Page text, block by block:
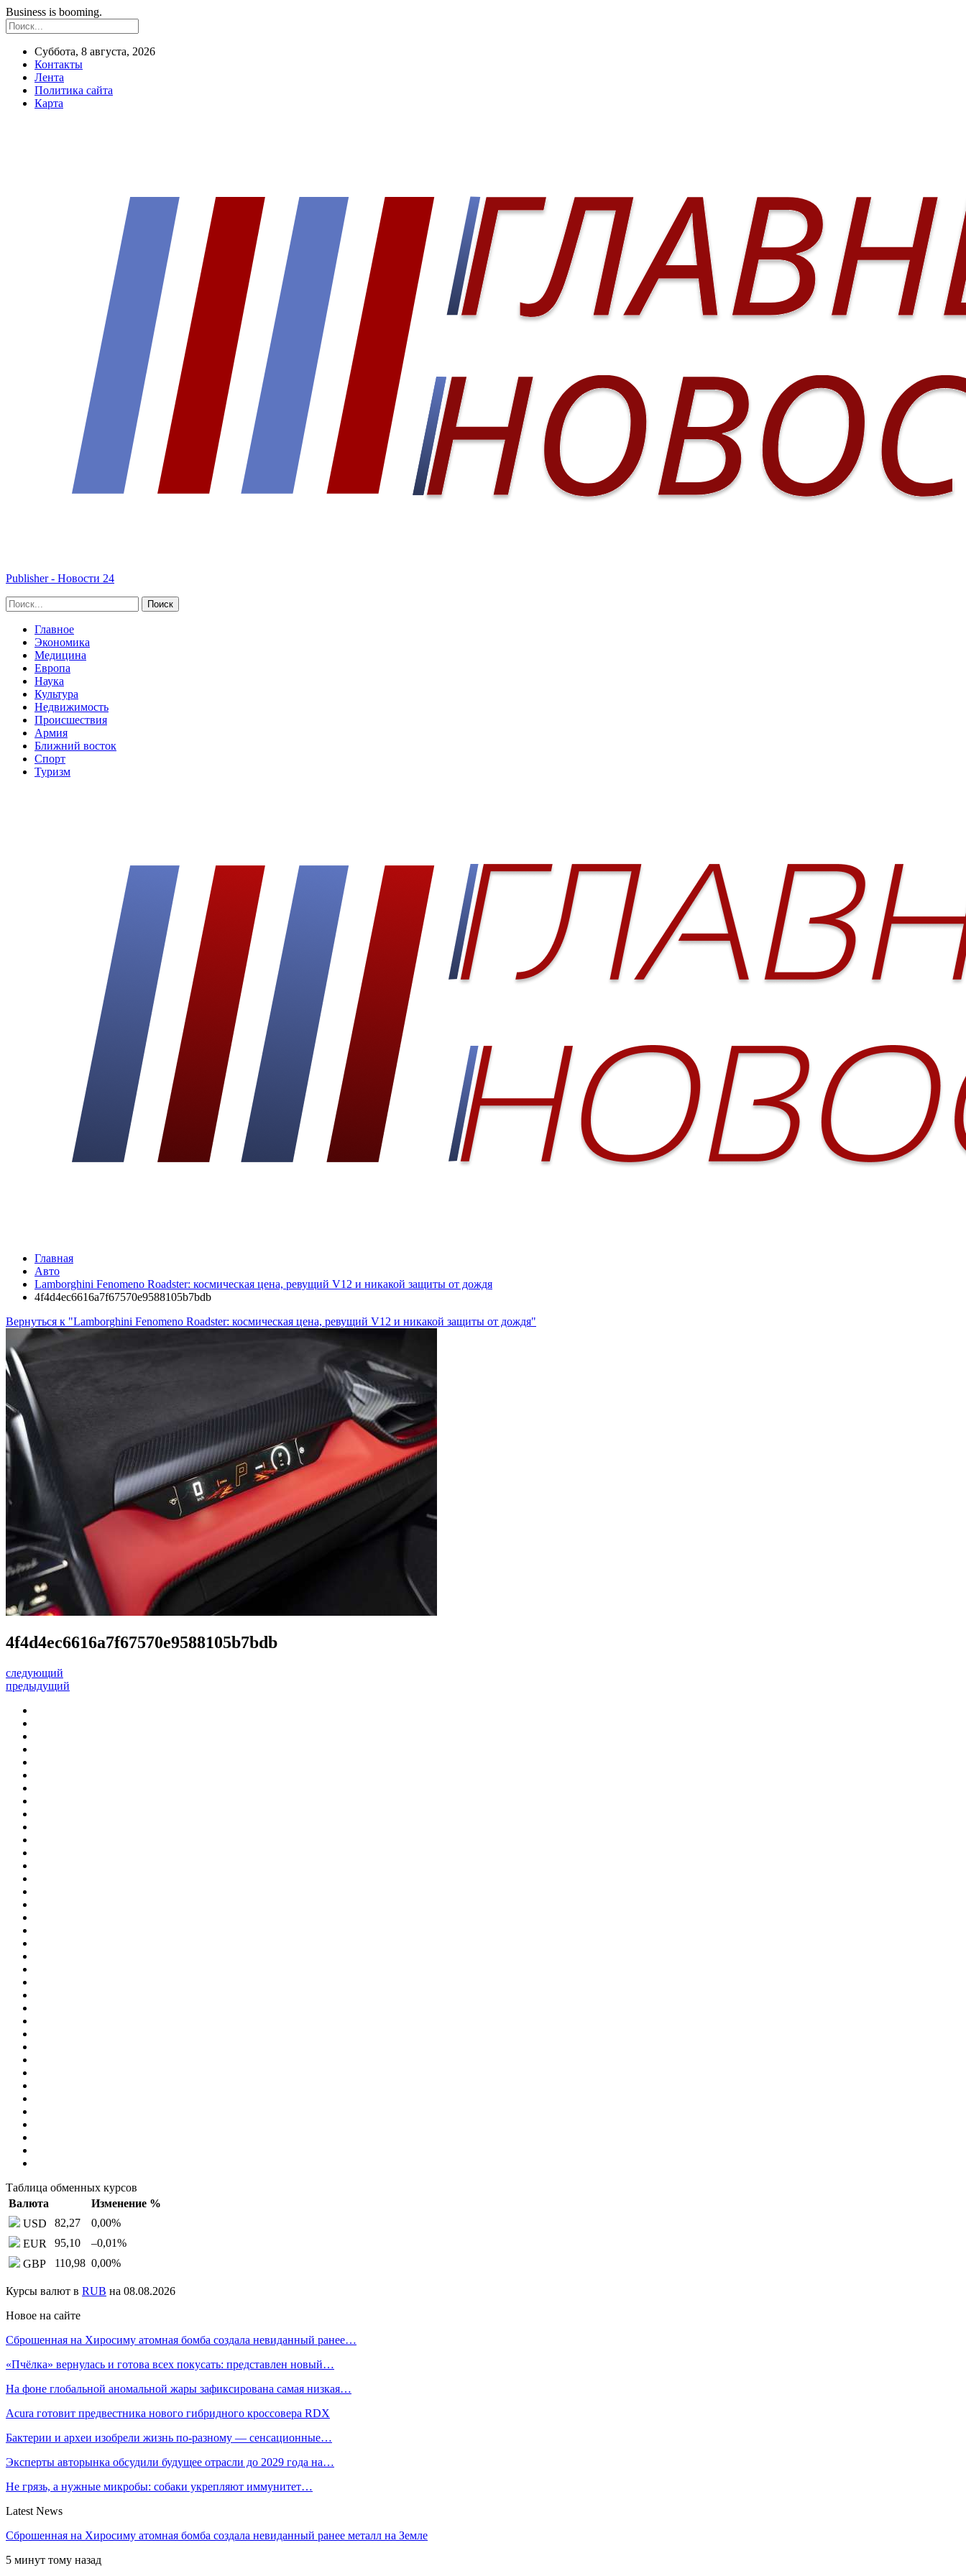
Business is booming.
Суббота, 8 августа, 2026
Контакты
Лента
Политика сайта
Карта
Publisher - Новости 24
Главное
Экономика
Медицина
Европа
Наука
Культура
Недвижимость
Происшествия
Армия
Ближний восток
Спорт
Туризм
Главная
Авто
Lamborghini Fenomeno Roadster: космическая цена, ревущий V12 и никакой защиты от дождя
4f4d4ec6616a7f67570e9588105b7bdb
Вернуться к "Lamborghini Fenomeno Roadster: космическая цена, ревущий V12 и никакой защиты от дождя"
4f4d4ec6616a7f67570e9588105b7bdb
следующий
предыдущий
Таблица обменных курсов
Валюта
Изменение %
USD
82,27 0,00%
EUR
95,10 –0,01%
GBP
110,98 0,00%
Курсы валют в RUB на 08.08.2026
Новое на сайте
Сброшенная на Хиросиму атомная бомба создала невиданный ранее…
«Пчёлка» вернулась и готова всех покусать: представлен новый…
На фоне глобальной аномальной жары зафиксирована самая низкая…
Acura готовит предвестника нового гибридного кроссовера RDX
Бактерии и археи изобрели жизнь по-разному — сенсационные…
Эксперты авторынка обсудили будущее отрасли до 2029 года на…
Не грязь, а нужные микробы: собаки укрепляют иммунитет…
Latest News
Сброшенная на Хиросиму атомная бомба создала невиданный ранее металл на Земле
5 минут тому назад